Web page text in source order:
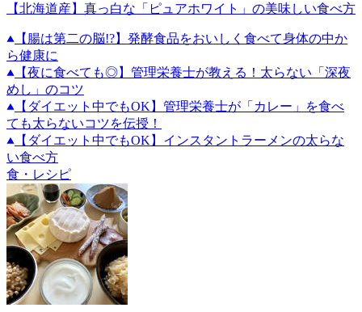
【北海道産】真っ白な「ピュアホワイト」の美味しい食べ方
【腸は第二の脳!?】発酵食品をおいしく食べて身体の中か
ら健康に
【夜に食べても◎】管理栄養士が教える！太らない「深夜
めし」のコツ
【ダイエット中でもOK】管理栄養士が「カレー」を食べ
ても太らないコツを伝授！
【ダイエット中でもOK】インスタントラーメンの太らな
い食べ方
食・レシピ